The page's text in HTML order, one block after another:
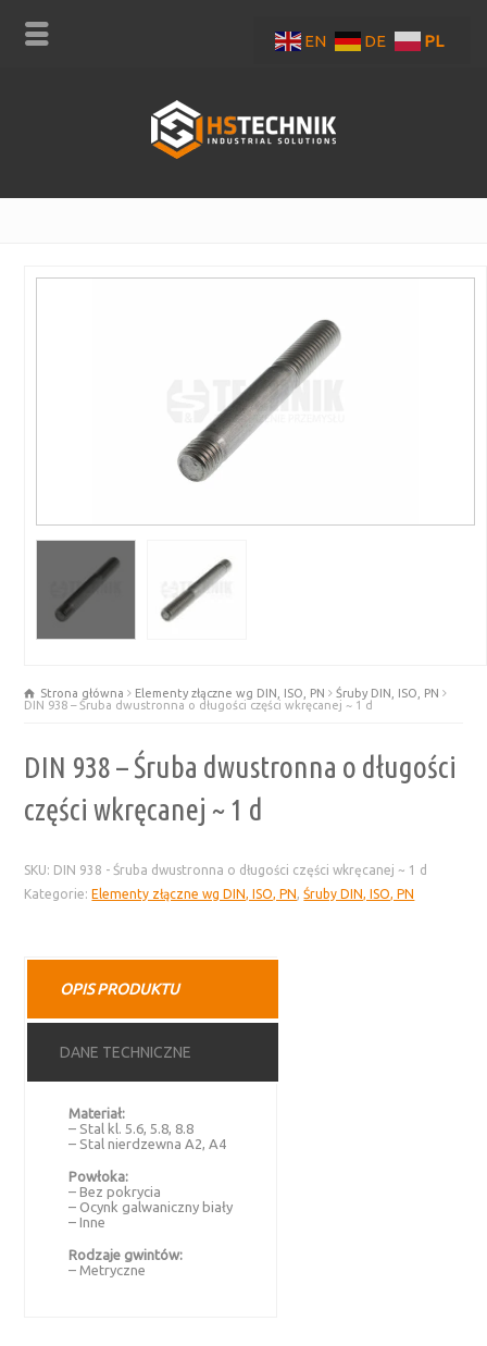
Strona główna Elementy złączne wg DIN, ISO, PN
Śruby DIN, ISO, PN
DIN 938 – Śruba dwustronna o długości części wkręcanej ~ 1 d
DIN 938 – Śruba dwustronna o długości
części wkręcanej ~ 1 d
SKU: DIN 938 - Śruba dwustronna o długości części wkręcanej ~ 1 d
Kategorie:Elementy złączne wg DIN, ISO, PN,Śruby DIN, ISO, PN
OPIS PRODUKTU
DANE TECHNICZNE
Materiał:
– Stal kl. 5.6, 5.8, 8.8
– Stal nierdzewna A2, A4
Powłoka:
– Bez pokrycia
– Ocynk galwaniczny biały
– Inne
Rodzaje gwintów:
– Metryczne
EN DE PL